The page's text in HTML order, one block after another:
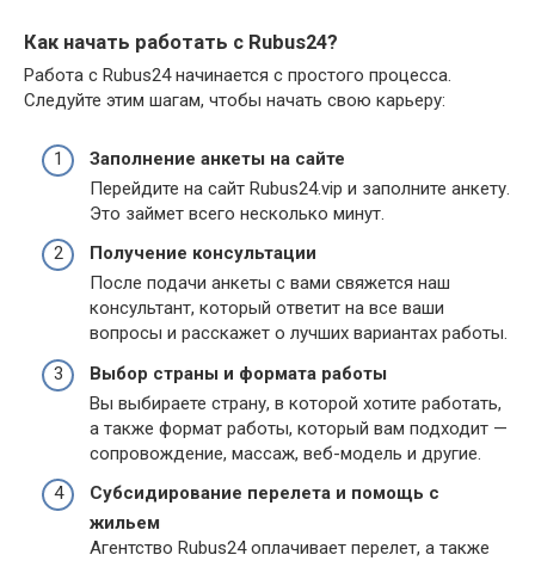
Как начать работать с Rubus24?
Работа с Rubus24 начинается с простого процесса.
Следуйте этим шагам, чтобы начать свою карьеру:
Заполнение анкеты на сайте
Перейдите на сайт Rubus24.vip и заполните анкету.
Это займет всего несколько минут.
Получение консультации
После подачи анкеты с вами свяжется наш
консультант, который ответит на все ваши
вопросы и расскажет о лучших вариантах работы.
Выбор страны и формата работы
Вы выбираете страну, в которой хотите работать,
а также формат работы, который вам подходит —
сопровождение, массаж, веб-модель и другие.
Субсидирование перелета и помощь с
жильем
Агентство Rubus24 оплачивает перелет, а также